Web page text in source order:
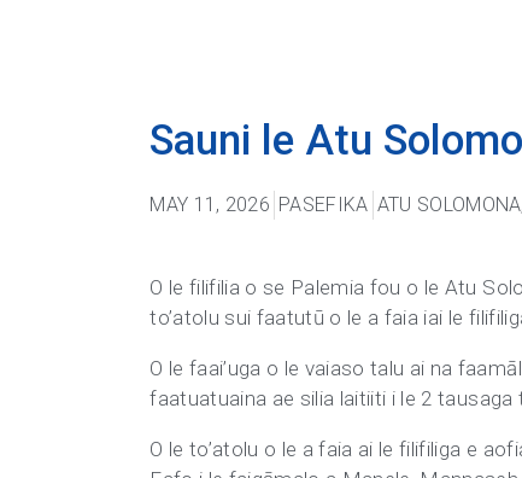
Sauni le Atu
MAY 11, 2026 PASEFIKA ATU SOLOMONA
O le filifilia o se Palemia fou o le Atu
to’atolu sui faatutū o le a faia iai le
O le faai’uga o le vaiaso talu ai na
faatuatuaina ae silia laitiiti i le 2 tausaga
O le to’atolu o le a faia ai le filifiliga e